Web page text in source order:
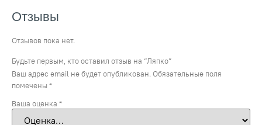
Отзывы
Отзывов пока нет.
Будьте первым, кто оставил отзыв на “Ляпко”
Ваш адрес email не будет опубликован. Обязательные поля
помечены *
Ваша оценка *